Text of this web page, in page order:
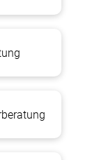
po-nalogovym-
transfertnoe-
A
der
und
Ihres
n,steuerlichen